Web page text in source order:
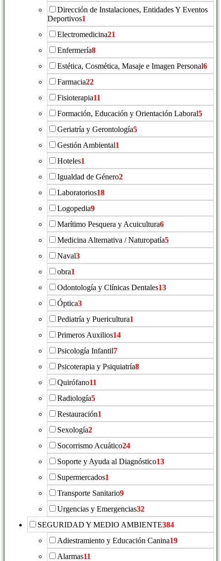
Dirección de Instalaciones, Entidades Y Eventos
Deportivos1
Electromedicina21
Enfermería8
Estética, Cosmética, Masaje e Imagen Personal6
Farmacia22
Fisioterapia11
Formación, Educación y Orientación Laboral5
Geriatría y Gerontología5
Gestión Ambiental1
Hoteles1
Igualdad de Género2
Laboratorios18
Logopedia9
Marítimo Pesquera y Acuicultura6
Medicina Alternativa / Naturopatía5
Naval3
obra1
Odontología y Clínicas Dentales13
Óptica3
Pediatría y Puericultura1
Primeros Auxilios14
Psicología Infantil7
Psicoterapia y Psiquiatría8
Quirófano11
Radiología5
Restauración1
Sexología2
Socorrismo Acuático24
Soporte y Ayuda al Diagnóstico13
Supermercados1
Transporte Sanitario9
Urgencias y Emergencias32
SEGURIDAD Y MEDIO AMBIENTE384
Adiestramiento y Educación Canina19
Alarmas11